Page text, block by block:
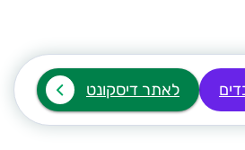
לאתר דיסקונט